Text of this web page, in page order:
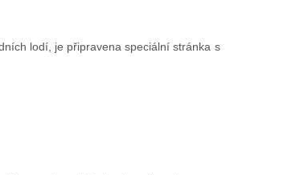
lodí, je připravena speciální stránka s